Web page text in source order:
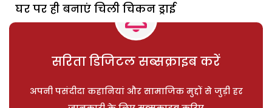
घर पर ही बनाएं चिली चिकन ड्राई
सरिता डिजिटल सब्सक्राइब करें
अपनी पसंदीदा कहानियां और सामाजिक मुद्दों से जुड़ी हर